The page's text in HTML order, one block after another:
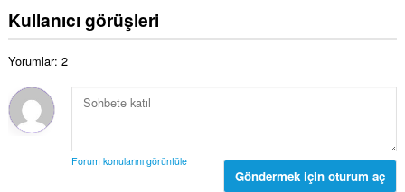
s
ı
y
s
ı
s
l
o
y
y
Kullanıcı görüşleri
Yorumlar: 2
Forum konularını görüntüle
Göndermek için oturum aç